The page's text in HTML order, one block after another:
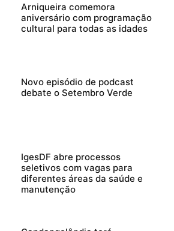
Arniqueira comemora
aniversário com programação
cultural para todas as idades
Novo episódio de podcast
debate o Setembro Verde
IgesDF abre processos
seletivos com vagas para
diferentes áreas da saúde e
manutenção